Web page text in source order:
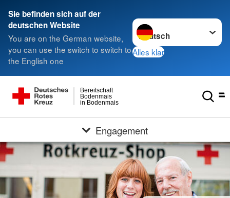
Sie befinden sich auf der
deutschen Website
You are on the German website,
you can use the switch to switch to
the English one
Sprache wechseln zu
Alles klar
in Bodenmais
Bodenmais
Bereitschaft
Engagement